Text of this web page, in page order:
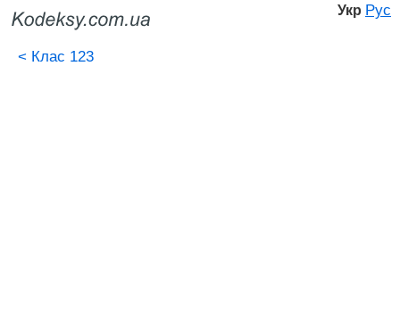
Укр Рус
< Клас 123